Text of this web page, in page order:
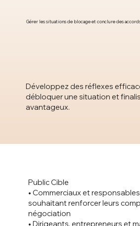
Gérer les situations de blocage et conclure des
Développez des réflexes
débloquer une situation et
avantageux.
Public Cible
• Commerciaux et
souhaitant renforcer leurs
négociation
• Dirigeants, entrepreneurs et